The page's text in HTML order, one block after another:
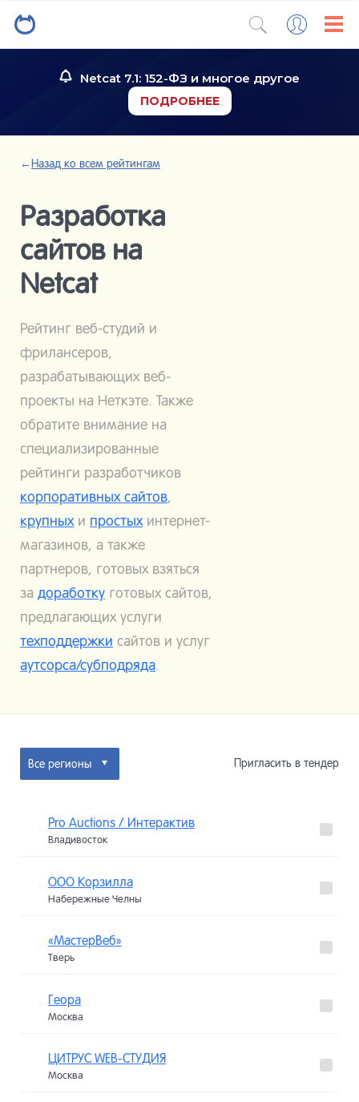
Netcat 7.1: 152-ФЗ и многое другое
ПОДРОБНЕЕ
←Назад ко всем рейтингам
Разработка
сайтов на
Netcat
Рейтинг веб-студий и
фрилансеров,
разрабатывающих веб-
проекты на Неткэте. Также
обратите внимание на
специализированные
рейтинги разработчиков
корпоративных сайтов,
крупныхи простыхинтернет-
магазинов, а также
партнеров, готовых взяться
за доработку готовых сайтов,
предлагающих услуги
техподдержки сайтов и услуг
аутсорса/субподряда.
Все регионы Пригласить в тендер
Pro Auctions / Интерактив
Владивосток
ООО Корзилла
Набережные Челны
«МастерВеб»
Тверь
Геора
Москва
ЦИТРУС WEB-СТУДИЯ
Москва